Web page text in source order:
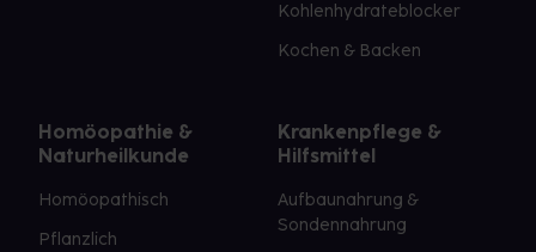
Kohlenhydrateblocker
Kochen & Backen
Homöopathie &
Naturheilkunde
Homöopathisch
Pflanzlich
Krankenpflege &
Hilfsmittel
Aufbaunahrung &
Sondennahrung